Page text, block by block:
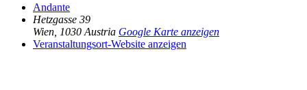
Andante
Hetzgasse 39
Wien 1030 Austria Google Karte anzeigen
Veranstaltungsort-Website anzeigen